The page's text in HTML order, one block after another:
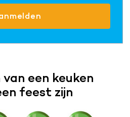
een keuken
feest zijn